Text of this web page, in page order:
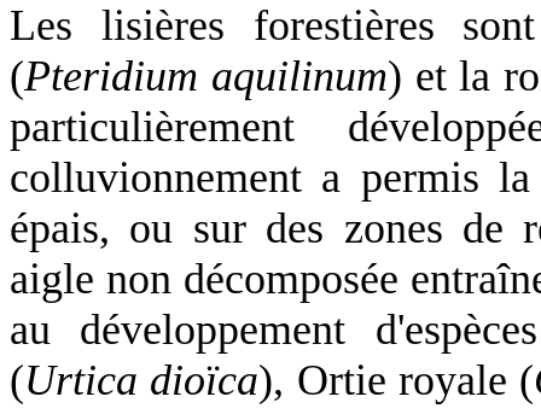
Les lisières forestières
(Pteridium aquilinum) et la
particulièrement
colluvionnement a permis
épais, ou sur des zones de
aigle non décomposée
au développement
(Urtica dioïca), Ortie royale (